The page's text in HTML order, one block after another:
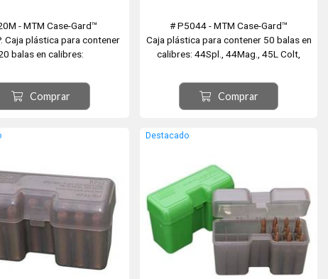
- MTM Case-Gard™
Caja plástica para contener
balas en calibres:
22 PPC, 22 Sav. HP, 22
220 Rus., 224 Valkyrie, 250 /
Sav., 30 / 35 Rem., 30 Rem.
Comprar
# P5044 - MTM Case-Gard™
Caja plástica para contener 50 balas en
calibres: 44Spl., 44Mag., 45L Colt,
310Cadet, 38-40Win., 41Rem. Mag.,
41L Colt, 44Russian, 44-40Win., 45S&W
Schofield, 460Rowland.
Comprar
Destacado